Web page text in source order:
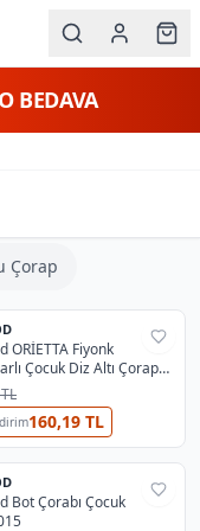
BEDAVA
Çorap
Kız Çocuk Çorap
ORİETTA Fiyonk
Çocuk Diz Altı Çorap
160,19 TL
Kız Çocuk Çorap
En Çok İncelenen#3
Kız Çocuk Çorap
Bot Çorabı Çocuk